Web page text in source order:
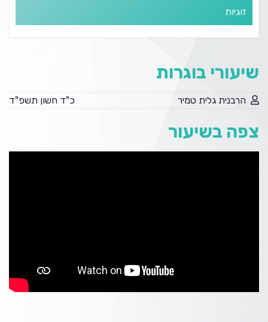
זוגיות
שיעורי בוגרות
הרבנית גלית טמיר כ"ד חשון תשפ"ד
צפה בשיעור